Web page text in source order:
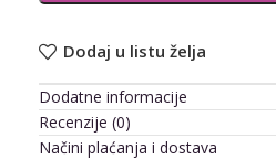
Dodaj u listu želja
Dodatne informacije
Recenzije (0)
Načini plaćanja i dostava